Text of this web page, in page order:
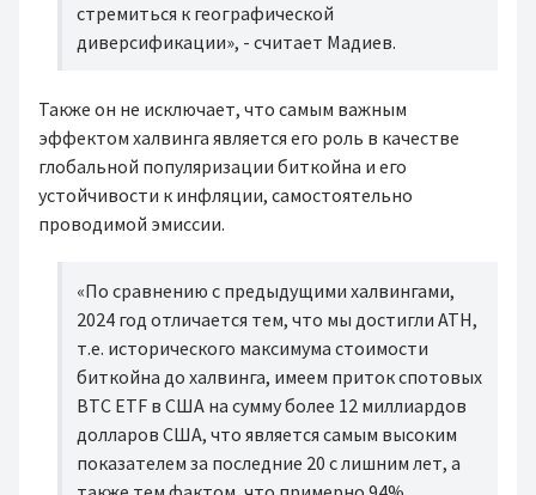
стремиться к географической
диверсификации», - считает Мадиев.
Также он не исключает, что самым важным
эффектом халвинга является его роль в качестве
глобальной популяризации биткойна и его
устойчивости к инфляции, самостоятельно
проводимой эмиссии.
«По сравнению с предыдущими халвингами,
2024 год отличается тем, что мы достигли ATH,
т.е. исторического максимума стоимости
биткойна до халвинга, имеем приток спотовых
BTC ETF в США на сумму более 12 миллиардов
долларов США, что является самым высоким
показателем за последние 20 с лишним лет, а